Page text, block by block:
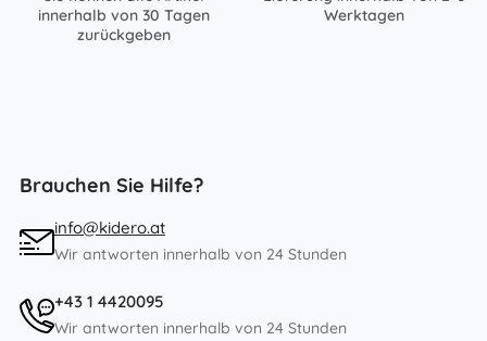
innerhalb von 30 Tagen
zurückgeben
Werktagen
Brauchen Sie Hilfe?
info@kidero.at
Wir antworten innerhalb von 24 Stunden
+43 1 4420095
Wir antworten innerhalb von 24 Stunden